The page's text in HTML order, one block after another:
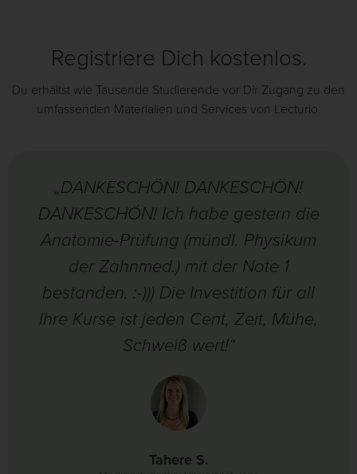
Registriere Dich kostenlos.
Du erhältst wie Tausende Studierende vor Dir Zugang zu den
umfassenden Materialien und Services von Lecturio.
„DANKESCHÖN! DANKESCHÖN!
DANKESCHÖN! Ich habe gestern die
Anatomie-Prüfung (mündl. Physikum
der Zahnmed.) mit der Note 1
bestanden. :-))) Die Investition für all
Ihre Kurse ist jeden Cent, Zeit, Mühe,
Schweiß wert!“
Tahere S.